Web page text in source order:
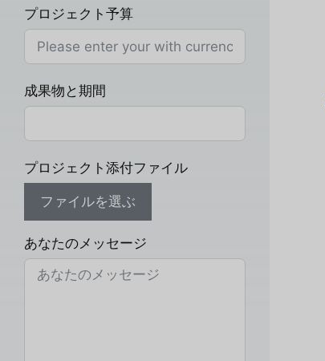
プロジェクト予算
成果物と期間
プロジェクト添付ファイル
ファイルを選ぶ
あなたのメッセージ